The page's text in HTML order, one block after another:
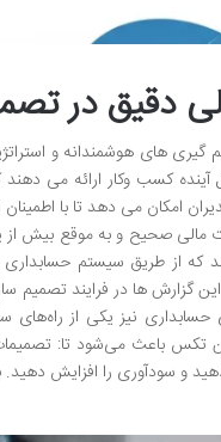
دقیق در
های هوشمندانه و
آینده کسب وکار ارائه می
امکان می دهد تا با
مالی صحیح و به موقع بیش
که از طریق سیستم
گزارش ها در فرایند تصمیم
نیز یکی از راه‌های
باعث می‌شود تا: تصمیمات
و سودآوری را افزایش